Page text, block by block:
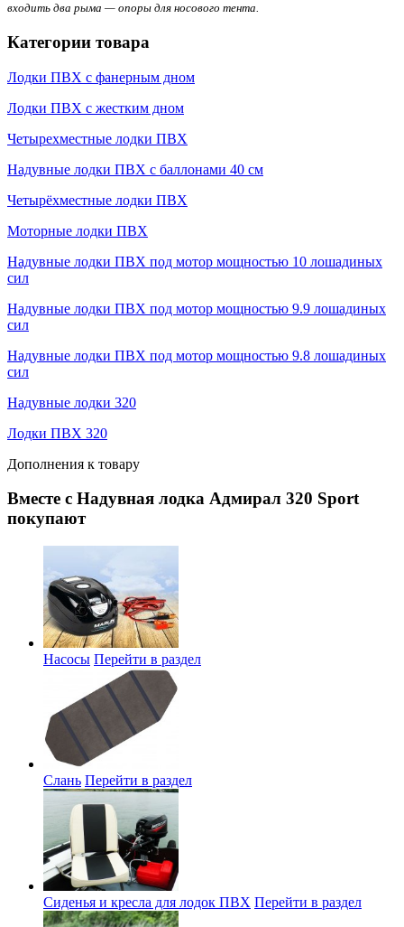
входить два рыма — опоры для носового тента.
Категории товара
Лодки ПВХ с фанерным дном
Лодки ПВХ с жестким дном
Четырехместные лодки ПВХ
Надувные лодки ПВХ с баллонами 40 см
Четырёхместные лодки ПВХ
Моторные лодки ПВХ
Надувные лодки ПВХ под мотор мощностью 10 лошадиных
сил
Надувные лодки ПВХ под мотор мощностью 9.9 лошадиных
сил
Надувные лодки ПВХ под мотор мощностью 9.8 лошадиных
сил
Надувные лодки 320
Лодки ПВХ 320
Дополнения к товару
Вместе с Надувная лодка Адмирал 320 Sport
покупают
Насосы Перейти в раздел
Слань Перейти в раздел
Сиденья и кресла для лодок ПВХ Перейти в раздел